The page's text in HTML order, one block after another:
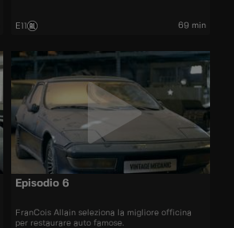
E11 69 min
Episodio 6
FranCois Allain seleziona la migliore officina
per restaurare auto famose.